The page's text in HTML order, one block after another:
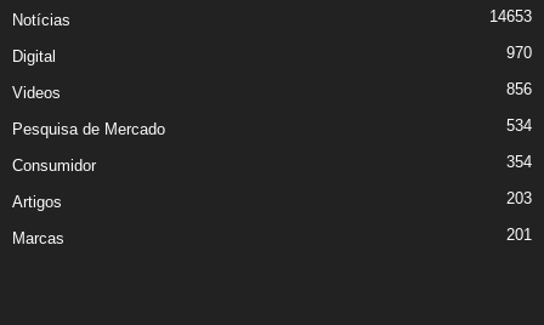
Notícias 14653
Digital 970
Videos 856
Pesquisa de Mercado 534
Consumidor 354
Artigos 203
Marcas 201